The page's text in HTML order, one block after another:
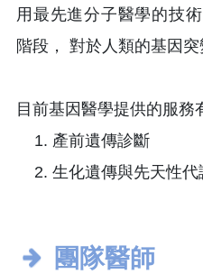
用最先進分子醫學的技
階段， 對於人類的基因突
目前基因醫學提供的服務
產前遺傳診斷
生化遺傳與先天性
團隊醫師